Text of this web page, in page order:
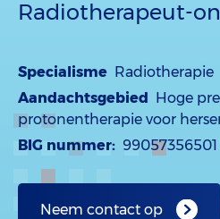
Radiotherapeut-
Specialisme Radiotherapie
Aandachtsgebied Hoge
protonentherapie voor
BIG nummer: 99057356501
Neem contact op